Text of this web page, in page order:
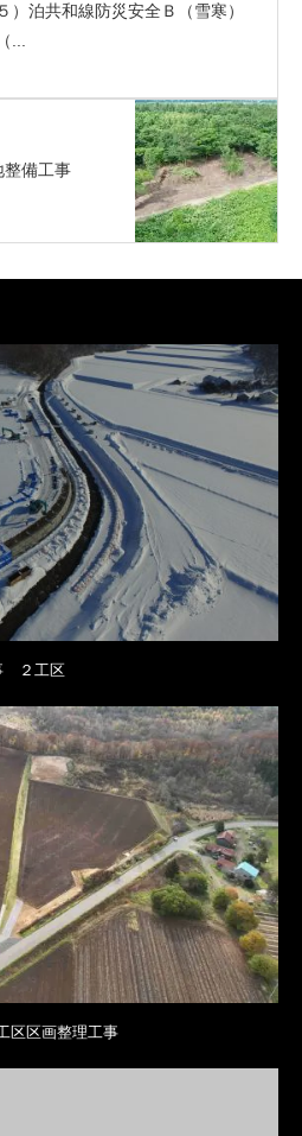
）泊共和線防災安全Ｂ（雪寒）
...
整備工事
２工区
区区画整理工事